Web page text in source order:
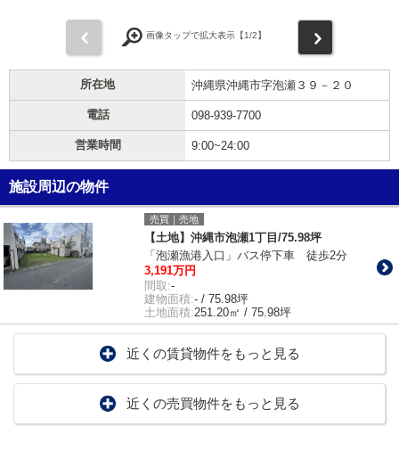
画像タップで拡大表示【1/2】
所在地 沖縄県沖縄市字泡瀬３９－２０
電話 098-939-7700
営業時間 9:00~24:00
施設周辺の物件
売買｜売地
【土地】沖縄市泡瀬1丁目/75.98坪
「泡瀬漁港入口」バス停下車 徒歩2分
3,191万円
間取:-
建物面積:- / 75.98坪
土地面積:251.20㎡ / 75.98坪
近くの賃貸物件をもっと見る
近くの売買物件をもっと見る